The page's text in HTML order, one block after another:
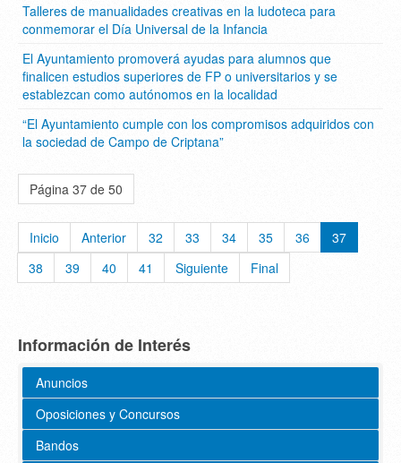
Talleres de manualidades creativas en la ludoteca para
conmemorar el Día Universal de la Infancia
El Ayuntamiento promoverá ayudas para alumnos que
finalicen estudios superiores de FP o universitarios y se
establezcan como autónomos en la localidad
“El Ayuntamiento cumple con los compromisos adquiridos con
la sociedad de Campo de Criptana”
Página 37 de 50
Inicio Anterior 32 33 34 35 36
37
38
39 40 41 Siguiente Final
Información de Interés
Anuncios
Oposiciones y Concursos
Bandos